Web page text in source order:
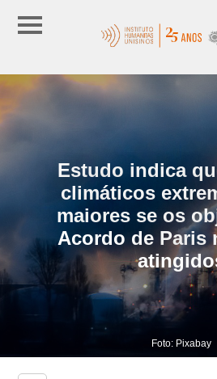
Estudo indica
climáticos
maiores se os
Acordo de Paris
Foto: Pixabay